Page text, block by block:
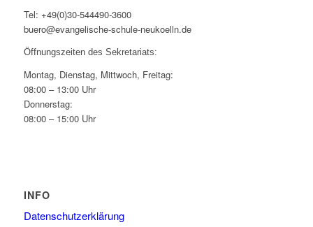
Tel: +49(0)30-544490-3600
buero@evangelische-schule-neukoelln.de
Öffnungszeiten des Sekretariats:
Montag, Dienstag, Mittwoch, Freitag:
08:00 – 13:00 Uhr
Donnerstag:
08:00 – 15:00 Uhr
INFO
Datenschutzerklärung